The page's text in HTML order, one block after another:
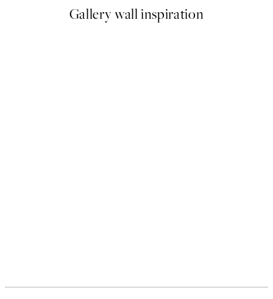
Gallery wall inspiration